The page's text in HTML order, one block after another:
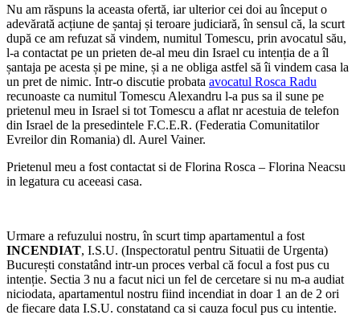
Nu am răspuns la aceasta ofertă, iar ulterior cei doi au început o
adevărată acțiune de șantaj și teroare judiciară, în sensul că, la scurt
după ce am refuzat să vindem, numitul Tomescu, prin avocatul său,
l-a contactat pe un prieten de-al meu din Israel cu intenția de a îl
șantaja pe acesta și pe mine, și a ne obliga astfel să îi vindem casa la
un pret de nimic. Intr-o discutie probata avocatul Rosca Radu
recunoaste ca numitul Tomescu Alexandru l-a pus sa il sune pe
prietenul meu in Israel si tot Tomescu a aflat nr acestuia de telefon
din Israel de la presedintele F.C.E.R. (Federatia Comunitatilor
Evreilor din Romania) dl. Aurel Vainer.
Prietenul meu a fost contactat si de Florina Rosca – Florina Neacsu
in legatura cu aceeasi casa.
Urmare a refuzului nostru, în scurt timp apartamentul a fost
INCENDIAT, I.S.U. (Inspectoratul pentru Situatii de Urgenta)
București constatând intr-un proces verbal că focul a fost pus cu
intenție. Sectia 3 nu a facut nici un fel de cercetare si nu m-a audiat
niciodata, apartamentul nostru fiind incendiat in doar 1 an de 2 ori
de fiecare data I.S.U. constatand ca si cauza focul pus cu intentie.